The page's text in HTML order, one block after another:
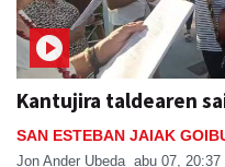
Kantujira taldearen
SAN ESTEBAN JAIAK
Jon Ander Ubeda abu 07, 20:37